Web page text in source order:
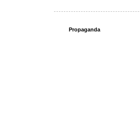
Propaganda